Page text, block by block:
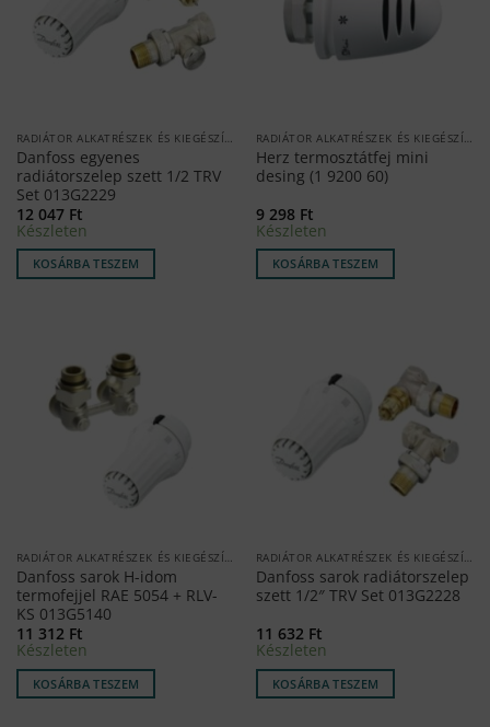
RADIÁTOR ALKATRÉSZEK ÉS KIEGÉSZÍTŐK
Danfoss egyenes
radiátorszelep szett 1/2 TRV
Set 013G2229
12 047 Ft
Készleten
KOSÁRBA TESZEM
RADIÁTOR ALKATRÉSZEK ÉS KIEGÉSZÍTŐK
Herz termosztátfej mini
desing (1 9200 60)
9 298 Ft
Készleten
KOSÁRBA TESZEM
RADIÁTOR ALKATRÉSZEK ÉS KIEGÉSZÍTŐK
Danfoss sarok H-idom
termofejjel RAE 5054 + RLV-
KS 013G5140
11 312 Ft
Készleten
KOSÁRBA TESZEM
RADIÁTOR ALKATRÉSZEK ÉS KIEGÉSZÍTŐK
Danfoss sarok radiátorszelep
szett 1/2″ TRV Set 013G2228
11 632 Ft
Készleten
KOSÁRBA TESZEM